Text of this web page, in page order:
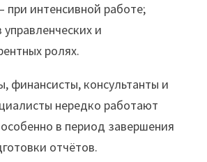
при интенсивной работе;
и
ролях.
финансисты, консультанты и
нередко работают
в период завершения
отчётов.